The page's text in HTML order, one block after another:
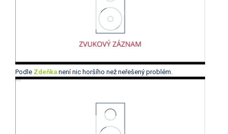
Podle Zdeňka není nic horšího než neřešený problém.